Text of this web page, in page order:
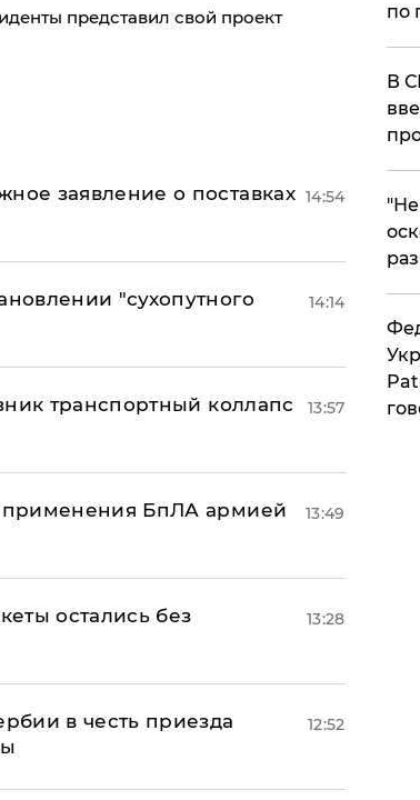
представил свой проект
заявление о поставках 14:54
"сухопутного
14:14
транспортный коллапс
13:57
применения БпЛА армией
13:49
остались без
13:28
в честь приезда
12:52
по
В